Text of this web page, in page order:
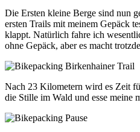
Die Ersten kleine Berge sind nun
ersten Trails mit meinem Gepäck
klappt. Natürlich fahre ich
ohne Gepäck, aber es macht
Nach 23 Kilometern wird es Zeit
die Stille im Wald und esse meine